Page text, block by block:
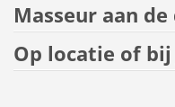
Masseur aan de
Op locatie of